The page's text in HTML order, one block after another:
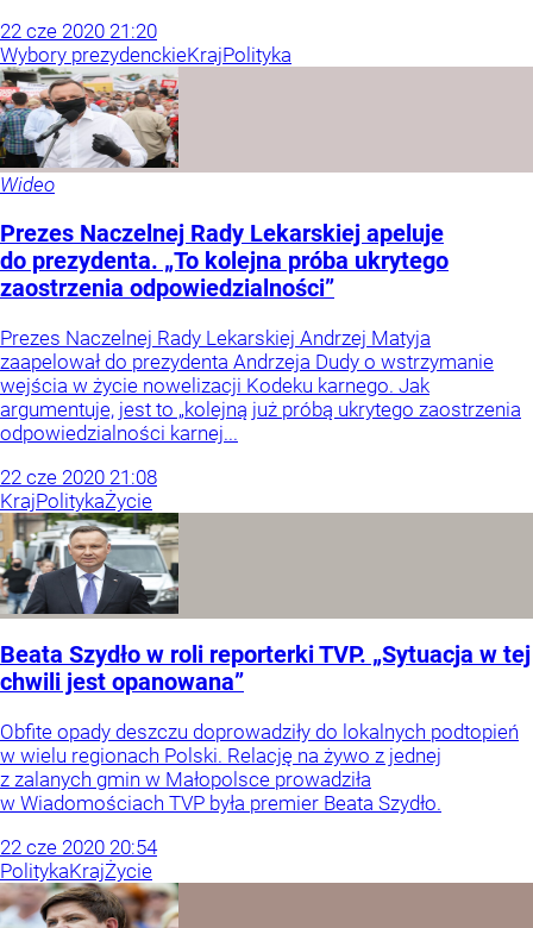
22 cze 2020 21:20
Wybory prezydenckieKrajPolityka
Wideo
Prezes Naczelnej Rady Lekarskiej apeluje
do prezydenta. „To kolejna próba ukrytego
zaostrzenia odpowiedzialności”
Prezes Naczelnej Rady Lekarskiej Andrzej Matyja
zaapelował do prezydenta Andrzeja Dudy o wstrzymanie
wejścia w życie nowelizacji Kodeku karnego. Jak
argumentuje, jest to „kolejną już próbą ukrytego zaostrzenia
odpowiedzialności karnej...
22 cze 2020 21:08
KrajPolitykaŻycie
Beata Szydło w roli reporterki TVP. „Sytuacja w tej
chwili jest opanowana”
Obfite opady deszczu doprowadziły do lokalnych podtopień
w wielu regionach Polski. Relację na żywo z jednej
z zalanych gmin w Małopolsce prowadziła
w Wiadomościach TVP była premier Beata Szydło.
22 cze 2020 20:54
PolitykaKrajŻycie